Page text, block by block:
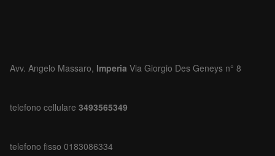
Avv. Angelo Massaro, Imperia Via Giorgio Des Geneys n° 8
telefono cellulare 3493565349
telefono fisso 0183086334